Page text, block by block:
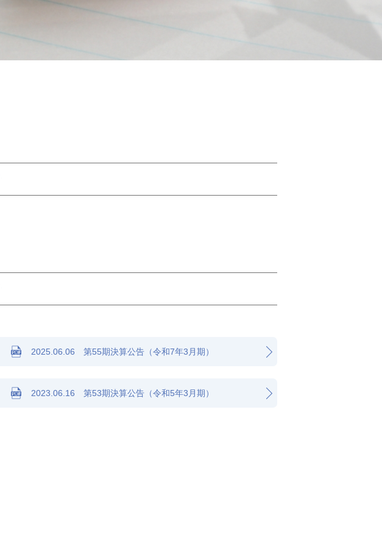
2025.06.06 第55期決算公告（令和7年3月期）
2023.06.16 第53期決算公告（令和5年3月期）